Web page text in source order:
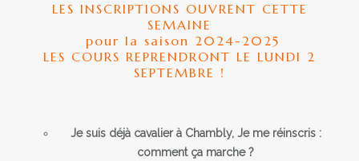
HORSE-BALL
SUIVRE NOS ÉQUIPES
LES INSCRIPTIONS OUVRENT CETTE
SEMAINE
pour la saison 2024-2025
LES COURS REPRENDRONT LE LUNDI 2
SEPTEMBRE !
Je suisdéjà cavalier à Chambly, Je me réinscris :
comment ça marche ?